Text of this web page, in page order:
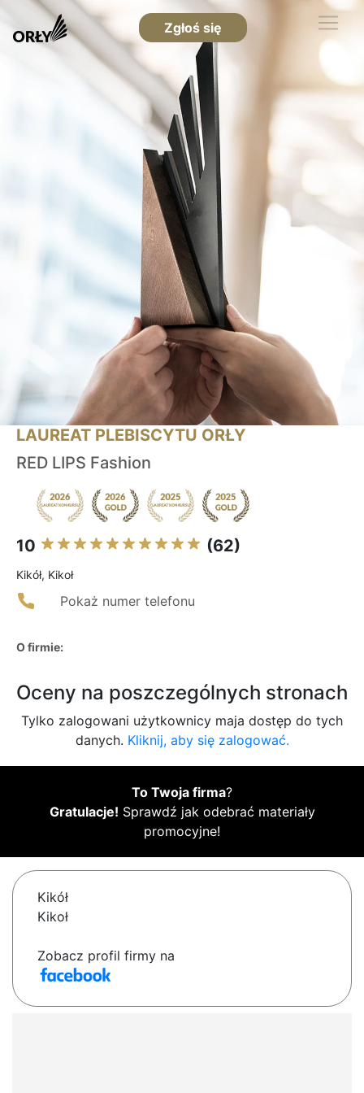
Zgłoś się
LAUREAT PLEBISCYTU ORŁY
RED LIPS Fashion
10 (62)
Kikół, Kikoł
Pokaż numer telefonu
O firmie:
Oceny na poszczególnych stronach
Tylko zalogowani użytkownicy maja dostęp do tych
danych. Kliknij, aby się zalogować.
To Twoja firma?
Gratulacje! Sprawdź jak odebrać materiały
promocyjne!
Kikół
Kikoł
Zobacz profil firmy na